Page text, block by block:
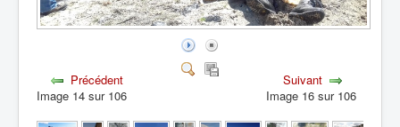
Précédent
Image 14 sur 106
Suivant
Image 16 sur 106